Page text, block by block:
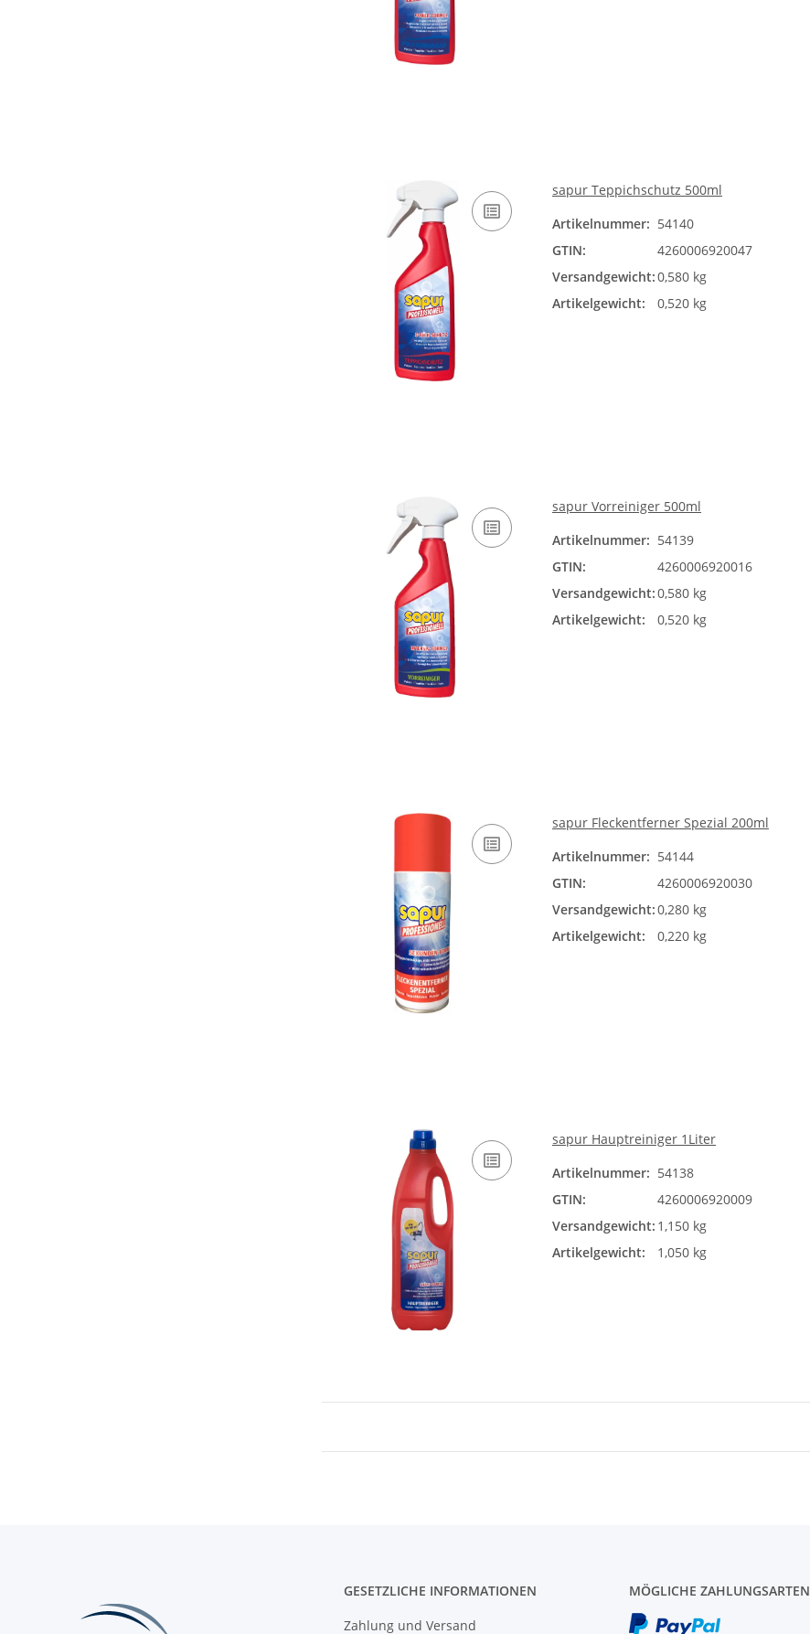
sapur Teppichschutz 500ml
Artikelnummer: 54140
GTIN:
4260006920047
Versandgewicht:0,580 kg
Artikelgewicht:
0,520 kg
sapur Vorreiniger 500ml
Artikelnummer: 54139
GTIN:
4260006920016
Versandgewicht:0,580 kg
Artikelgewicht:
0,520 kg
sapur Fleckentferner Spezial 200ml
Artikelnummer: 54144
GTIN:
4260006920030
Versandgewicht:0,280 kg
Artikelgewicht:
0,220 kg
sapur Hauptreiniger 1Liter
Artikelnummer: 54138
GTIN:
4260006920009
Versandgewicht: 1,150 kg
Artikelgewicht:
1,050 kg
GESETZLICHE INFORMATIONEN
Zahlung und Versand
MÖGLICHE ZAHLUNGSARTEN